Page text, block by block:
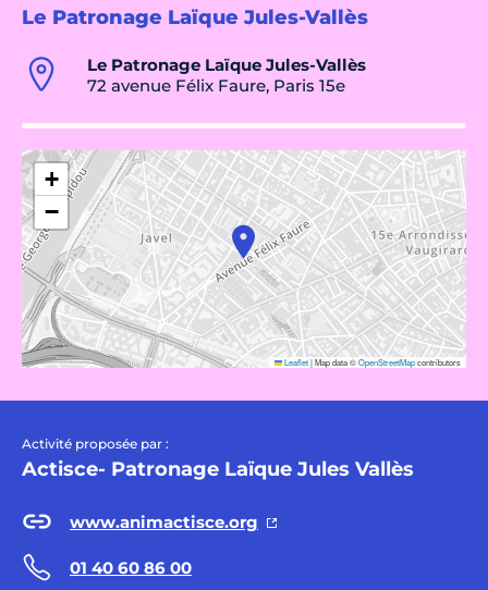
Le Patronage Laïque Jules-Vallès
Le Patronage Laïque Jules-Vallès
72 avenue Félix Faure, Paris 15e
+
−
Leaflet|Map data ©OpenStreetMapcontributors
Activité proposée par :
Actisce- Patronage Laïque Jules Vallès
www.animactisce.org
01 40 60 86 00